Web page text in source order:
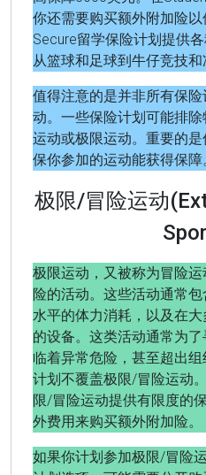
你还需要购买额外附加险
Secure留学保险计划提供
从篮球和足球到牛仔竞技和
值得注意的是并非所有保
动。一些保险计划可能排
运动或极限运动。重要的
保你参加的运动能获得保障
极限/冒险运动
极限运动，又被称为冒险
险的活动。这些活动通常
水平的体力消耗，以及在
的设备。这类活动通常为
临着异常危险，甚至超出
计划不覆盖极限/冒险运动
限/冒险运动提供有限度的
外费用来购买额外附加险。
如果你计划参加极限/冒险